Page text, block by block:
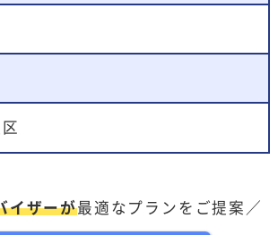
イザーが最適なプランをご提案／